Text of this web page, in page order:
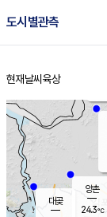
도시별관측
홈
현재날씨 육상
대곶
양촌
24.3℃